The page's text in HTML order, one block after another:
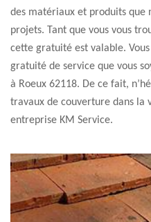
des matériaux et produits que
projets. Tant que vous vous
cette gratuité est valable.
gratuité de service que vous
à Roeux 62118. De ce fait,
travaux de couverture dans la
entreprise KM Service.